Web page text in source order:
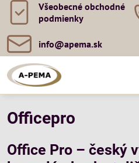
Všeobecné obchodné
podmienky
info​@apema​.sk
Officepro
Office Pro – český